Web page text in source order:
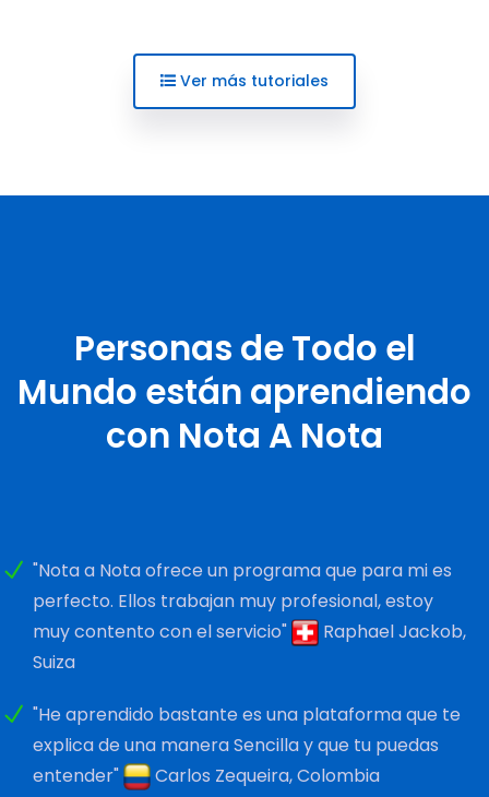
Ver más tutoriales
Personas de Todo el
Mundo están aprendiendo
con Nota A Nota
"Nota a Nota ofrece un programa que para mi es
perfecto. Ellos trabajan muy profesional, estoy
muy contento con el servicio"
Raphael Jackob,
Suiza
"He aprendido bastante es una plataforma que te
explica de una manera Sencilla y que tu puedas
entender"
Carlos Zequeira, Colombia